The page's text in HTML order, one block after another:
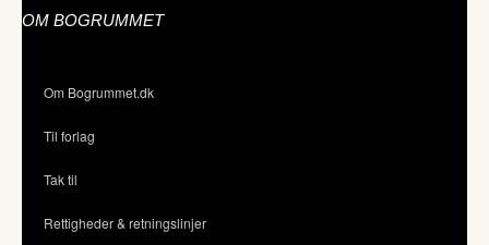
OM BOGRUMMET
Om Bogrummet.dk
Til forlag
Tak til
Rettigheder & retningslinjer